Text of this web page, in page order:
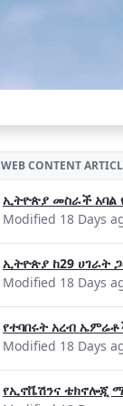
WEB CONTENT
ኢትዮጵያ መስራች አባል
Modified 18 Days
ኢትዮጵያ ከ29 ሀገራት
Modified 18 Days
የተባበሩት አረብ
Modified 18 Days
የኢኖቬሽንና ቴክኖሎጂ